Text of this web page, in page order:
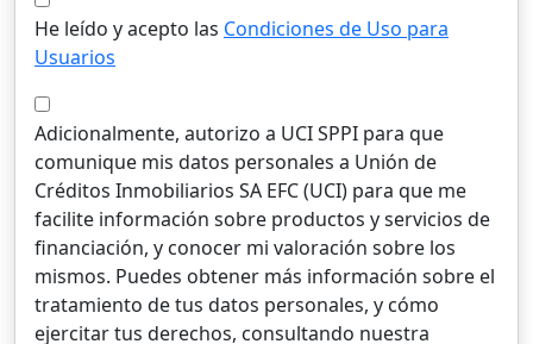
He leído y acepto las Condiciones de Uso para
Usuarios
Adicionalmente, autorizo a UCI SPPI para que
comunique mis datos personales a Unión de
Créditos Inmobiliarios SA EFC (UCI) para que me
facilite información sobre productos y servicios de
financiación, y conocer mi valoración sobre los
mismos. Puedes obtener más información sobre el
tratamiento de tus datos personales, y cómo
ejercitar tus derechos, consultando nuestra